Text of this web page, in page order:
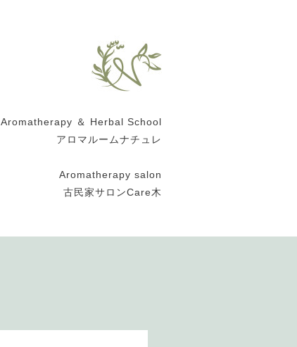
Aromatherapy ＆ Herbal School
アロマルームナチュレ
Aromatherapy salon
古民家サロンCare木